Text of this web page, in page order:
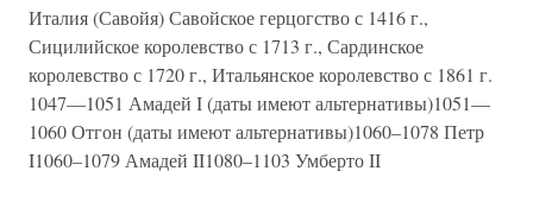
Италия (Савойя) Савойское герцогство с 1416 г.,
Сицилийское королевство с 1713 г., Сардинское
королевство с 1720 г., Итальянское королевство с 1861 г.
1047—1051 Амадей I (даты имеют альтернативы)1051—
1060 Отгон (даты имеют альтернативы)1060–1078 Петр
I1060–1079 Амадей II1080–1103 Умберто II